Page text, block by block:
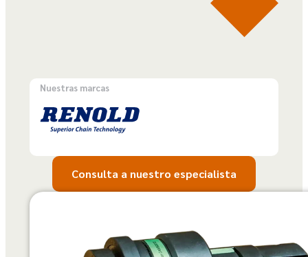
Nuestras marcas
Consulta a nuestro especialista